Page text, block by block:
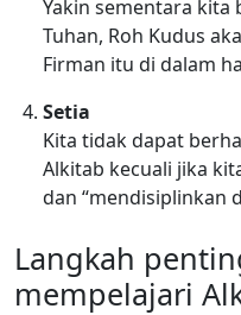
Yakin sementara kita
Tuhan, Roh Kudus
Firman itu di dalam
Setia
Kita tidak dapat
Alkitab kecuali jika
dan “mendisiplinkan
Langkah
mempelajari